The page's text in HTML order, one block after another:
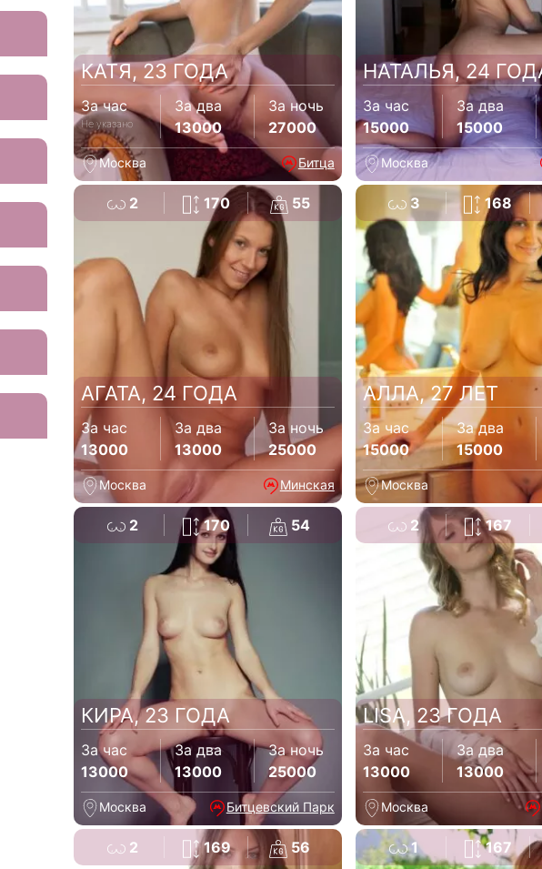
КАТЯ, 23 ГОДА
За час
Не указано
За два
13000
За ночь
27000
Москва Битца
НАТАЛЬЯ, 24
За час
15000
За два
15000
Москва
2 170 55
АГАТА, 24 ГОДА
За час
13000
За два
13000
За ночь
25000
Москва Минская
3 168
АЛЛА, 27 ЛЕТ
За час
15000
За два
15000
Москва
2 170 54
КИРА, 23 ГОДА
За час
13000
За два
13000
За ночь
25000
Москва Битцевский Парк
2 167
LISA, 23 ГОДА
За час
13000
За два
13000
Москва
2 169 56 1 167